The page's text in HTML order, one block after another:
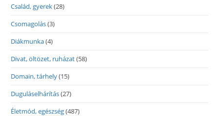
Család, gyerek(28)
Csomagolás(3)
Diákmunka(4)
Divat, öltözet, ruházat(58)
Domain, tárhely(15)
Duguláselhárítás(27)
Életmód, egészség(487)